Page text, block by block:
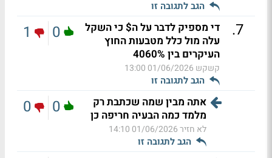
הגב לתגובה זו
7
.
די מספיק לדבר על ה$ כי השקל
עלה מול כלל מטבעות החוץ
העיקרים בין 4060%
קשקש 01/06/2026 13:00
הגב לתגובה זו
0
1
אתה מבין שמה שכתבת רק
מלמד כמה הבעיה חריפה כן
לא חזיר01/06/2026 14:10
הגב לתגובה זו
0
0